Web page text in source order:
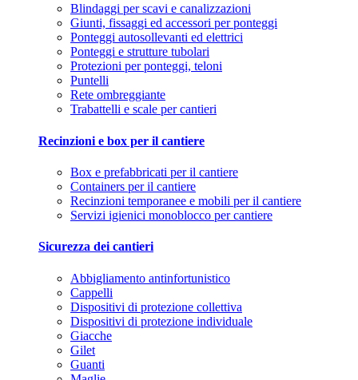
Blindaggi per scavi e canalizzazioni
Giunti, fissaggi ed accessori per ponteggi
Ponteggi autosollevanti ed elettrici
Ponteggi e strutture tubolari
Protezioni per ponteggi, teloni
Puntelli
Rete ombreggiante
Trabattelli e scale per cantieri
Recinzioni e box per il cantiere
Box e prefabbricati per il cantiere
Containers per il cantiere
Recinzioni temporanee e mobili per il cantiere
Servizi igienici monoblocco per cantiere
Sicurezza dei cantieri
Abbigliamento antinfortunistico
Cappelli
Dispositivi di protezione collettiva
Dispositivi di protezione individuale
Giacche
Gilet
Guanti